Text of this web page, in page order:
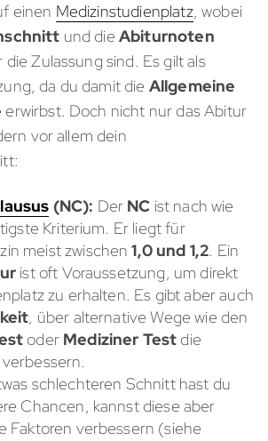
einen Medizinstudienplatz, wobei
und die Abiturnoten
Zulassung sind. Es gilt als
da du damit die Allgemeine
erwirbst. Doch nicht nur das Abitur
vor allem dein
(NC): Der NC ist nach wie
Kriterium. Er liegt für
meist zwischen1,0 und 1,2. Ein
ist oft Voraussetzung, um direkt
zu erhalten. Es gibt aber auch
, über alternative Wege wie den
oder Mediziner Testdie
schlechteren Schnitt hast du
Chancen, kannst diese aber
Faktoren verbessern (siehe